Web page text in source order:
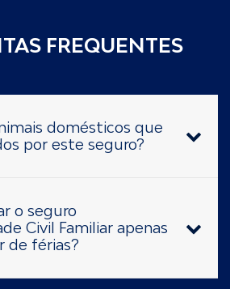
FREQUENTES
domésticos que
por este seguro?
o seguro
Civil Familiar apenas
de férias?